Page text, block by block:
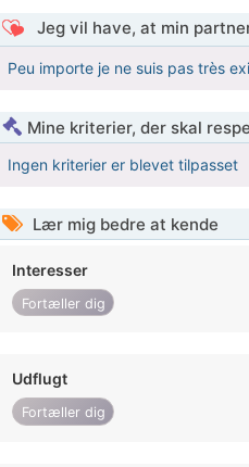
Jeg vil have, at min
Peu importe je ne suis pas très
Mine kriterier, der skal
Ingen kriterier er blevet tilpasset
Lær mig bedre at kende
Interesser
Fortæller dig
Udflugt
Fortæller dig